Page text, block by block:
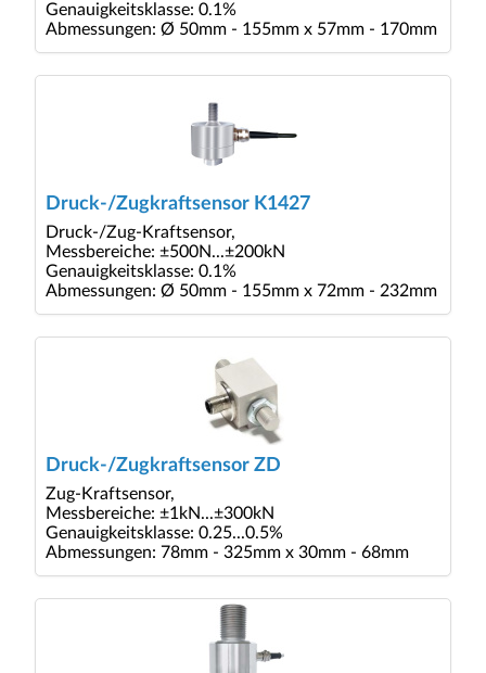
Genauigkeitsklasse: 0.1%
Abmessungen: Ø 50mm - 155mm x 57mm - 170mm
Druck-/Zugkraftsensor K1427
Druck-/Zug-Kraftsensor,
Messbereiche: ±500N...±200kN
Genauigkeitsklasse: 0.1%
Abmessungen: Ø 50mm - 155mm x 72mm - 232mm
Druck-/Zugkraftsensor ZD
Zug-Kraftsensor,
Messbereiche: ±1kN...±300kN
Genauigkeitsklasse: 0.25...0.5%
Abmessungen: 78mm - 325mm x 30mm - 68mm